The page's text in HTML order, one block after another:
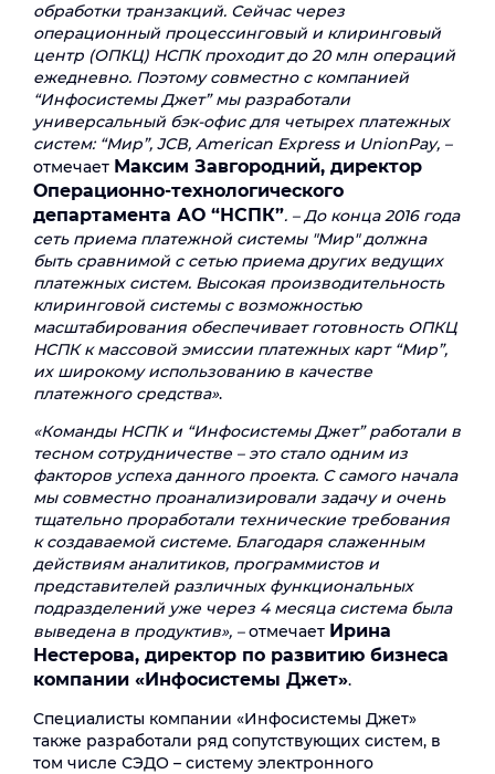
обработки транзакций. Сейчас через
операционный процессинговый и клиринговый
центр (ОПКЦ) НСПК проходит до 20 млн операций
ежедневно. Поэтому совместно с компанией
“Инфосистемы Джет” мы разработали
универсальный бэк-офис для четырех платежных
систем: “Мир”, JCB, American Express и UnionPay, –
отмечает Максим Завгородний, директор
Операционно-технологического
департамента АО “НСПК”. – До конца 2016 года
сеть приема платежной системы "Мир" должна
быть сравнимой с сетью приема других ведущих
платежных систем. Высокая производительность
клиринговой системы с возможностью
масштабирования обеспечивает готовность ОПКЦ
НСПК к массовой эмиссии платежных карт “Мир”,
их широкому использованию в качестве
платежного средства».
«Команды НСПК и “Инфосистемы Джет” работали в
тесном сотрудничестве – это стало одним из
факторов успеха данного проекта. С самого начала
мы совместно проанализировали задачу и очень
тщательно проработали технические требования
к создаваемой системе. Благодаря слаженным
действиям аналитиков, программистов и
представителей различных функциональных
подразделений уже через 4 месяца система была
выведена в продуктив», –отмечает Ирина
Нестерова, директор по развитию бизнеса
компании «Инфосистемы Джет».
Специалисты компании «Инфосистемы Джет»
также разработали ряд сопутствующих систем, в
том числе СЭДО – систему электронного